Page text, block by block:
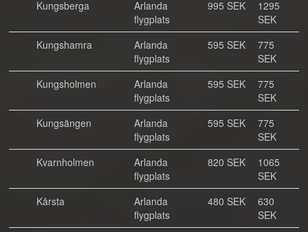
Kungsberga
Arlanda
flygplats
995 SEK
1295
SEK
Kungshamra
Arlanda
flygplats
595 SEK
775
SEK
Kungsholmen
Arlanda
flygplats
595 SEK
775
SEK
Kungsängen
Arlanda
flygplats
595 SEK
775
SEK
Kvarnholmen
Arlanda
flygplats
820 SEK
1065
SEK
Kårsta
Arlanda
flygplats
480 SEK
630
SEK